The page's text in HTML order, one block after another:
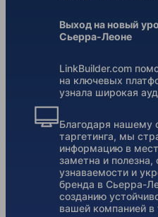
Выход на новый
Сьерра-Леоне
LinkBuilder.com
на ключевых
узнала широкая
Благодаря нашему
таргетинга, мы
информацию в
заметна и
узнаваемости и
бренда в Сьерра-
созданию
вашей компанией в